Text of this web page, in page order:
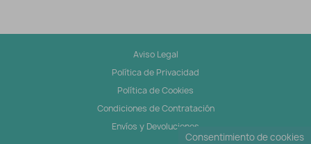
Aviso Legal
Política de Privacidad
Política de Cookies
Condiciones de Contratación
Envíos y Devoluciones
Consentimiento de cookies